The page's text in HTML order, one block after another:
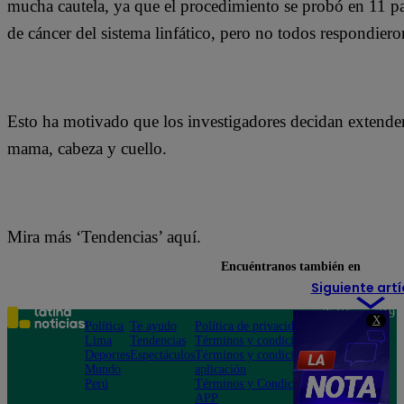
X
mucha cautela, ya que el procedimiento se probó en 11
de cáncer del sistema linfático, pero no todos
Esto ha motivado que los investigadores decidan
mama, cabeza y cuello.
Mira más ‘Tendencias’ aquí.
Siguiente
Encuéntranos también en
Política
Lima
Deportes
Mundo
Perú
Te ayudo
Tendencias
Espectáculos
Política de privacidad
Términos y condiciones
Términos y condiciones
aplicación
Términos y Condiciones
APP
Teléfono: 219
Av. San
Felipe 968
Jesús María